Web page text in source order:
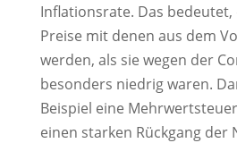
Inflationsrate. Das bedeutet,
Preise mit denen aus dem
werden, als sie wegen der
besonders niedrig waren.
Beispiel eine
einen starken Rückgang der